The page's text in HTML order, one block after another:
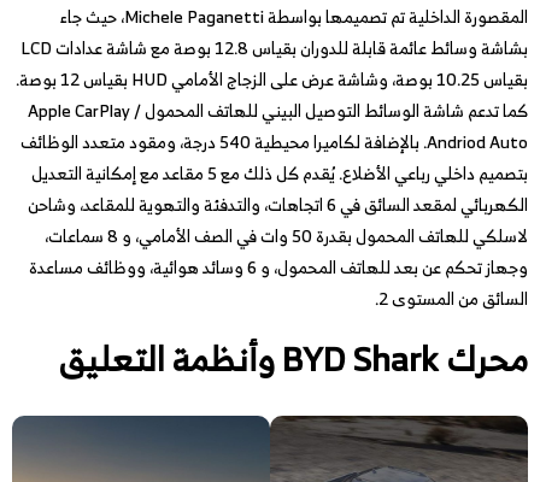
المقصورة الداخلية تم تصميمها بواسطة Michele Paganetti، حيث جاء
بشاشة وسائط عائمة قابلة للدوران بقياس 12.8 بوصة مع شاشة عدادات LCD
بقياس 10.25 بوصة، وشاشة عرض على الزجاج الأمامي HUD بقياس 12 بوصة.
كما تدعم شاشة الوسائط التوصيل البيني للهاتف المحمول Apple CarPlay /
Andriod Auto. بالإضافة لكاميرا محيطية 540 درجة، ومقود متعدد الوظائف
بتصميم داخلي رباعي الأضلاع. يُقدم كل ذلك مع 5 مقاعد مع إمكانية التعديل
الكهربائي لمقعد السائق في 6 اتجاهات، والتدفئة والتهوية للمقاعد، وشاحن
لاسلكي للهاتف المحمول بقدرة 50 وات في الصف الأمامي، و 8 سماعات،
وجهاز تحكم عن بعد للهاتف المحمول، و 6 وسائد هوائية، ووظائف مساعدة
السائق من المستوى 2.
محرك BYD Shark وأنظمة التعليق